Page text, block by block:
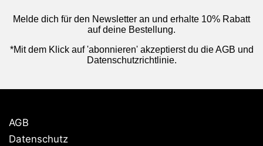
Melde dich für den Newsletter an und erhalte 10% Rabatt
auf deine Bestellung.
*Mit dem Klick auf 'abonnieren' akzeptierst du die AGB und
Datenschutzrichtlinie.
AGB
Datenschutz